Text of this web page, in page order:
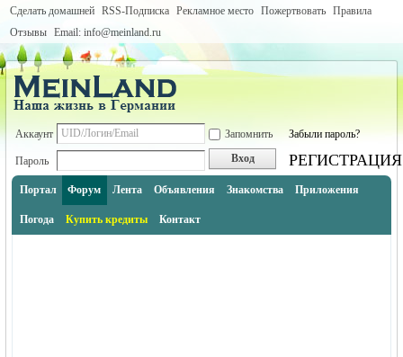
Сделать домашней RSS-Подписка Рекламное место Пожертвовать Правила
Отзывы Email: info@meinland.ru
Аккаунт Запомнить Забыли пароль?
Пароль Вход РЕГИСТРАЦИЯ
Портал Форум Лента Объявления Знакомства Приложения
Погода Купить кредиты Контакт